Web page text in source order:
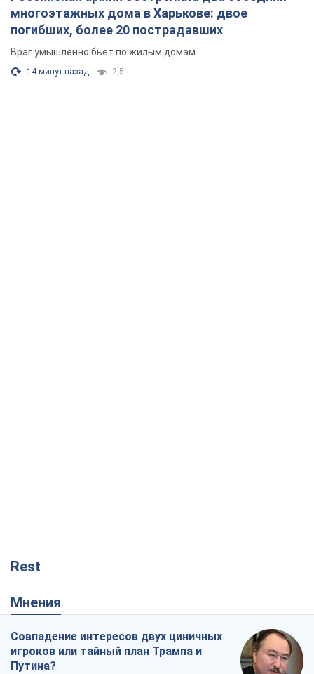
многоэтажных дома в Харькове: двое
погибших, более 20 пострадавших
Враг умышленно бьет по жилым домам
14 минут назад 2,5 т.
Rest
Мнения
Совпадение интересов двух циничных
игроков или тайный план Трампа и
Путина?